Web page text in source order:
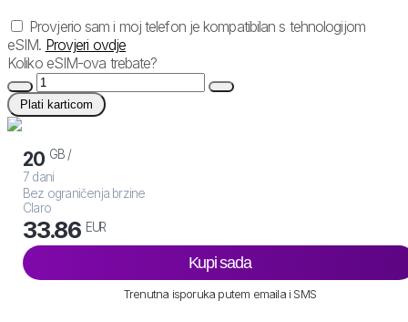
Provjerio sam i moj telefon je kompatibilan s tehnologijom
eSIM. Provjeri ovdje
Koliko eSIM-ova trebate?
Plati karticom
20 GB /
7 dani
Bez ograničenja brzine
Claro
33.86 EUR
Kupi sada
Trenutna isporuka putem emaila i SMS